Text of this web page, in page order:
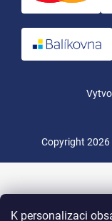
K personalizaci
Copyright 2026